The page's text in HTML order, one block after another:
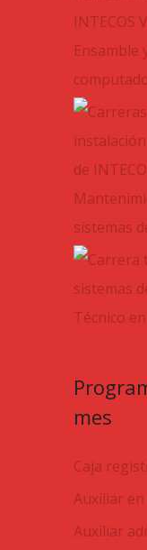
Ensamble
sistemas
Técnico
mes
Caja
Auxiliar
Auxiliar